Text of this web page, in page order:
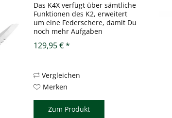
Das K4X verfügt über sämtliche
Funktionen des K2, erweitert
um eine Federschere, damit Du
noch mehr Aufgaben
beim K4 kommt beim K4X eine
Magnet...
129,95 € *
Vergleichen
Merken
Zum Produkt